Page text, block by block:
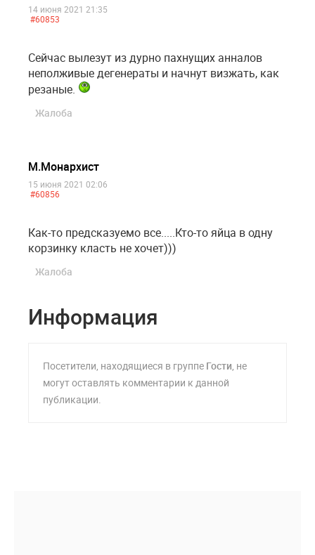
14 июня 2021 21:35
#60853
Сейчас вылезут из дурно пахнущих анналов
неполживые дегенераты и начнут визжать, как
резаные.
Жалоба
М.Монархист
15 июня 2021 02:06
#60856
Как-то предсказуемо все.....Кто-то яйца в одну
корзинку класть не хочет)))
Жалоба
Информация
Посетители, находящиеся в группе Гости , не
могут оставлять комментарии к данной
публикации.